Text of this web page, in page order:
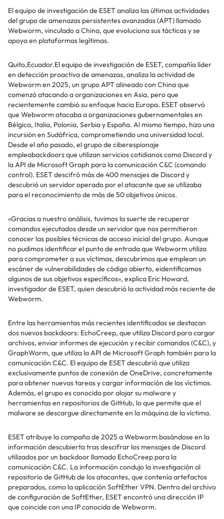
El equipo de investigación de ESET analiza las últimas actividades
del grupo de amenazas persistentes avanzadas (APT) llamado
Webworm, vinculado a China, que evoluciona sus tácticas y se
apoya en plataformas legítimas.
Quito,Ecuador.El equipo de investigación de ESET, compañía líder
en detección proactiva de amenazas, analiza la actividad de
Webworm en 2025, un grupo APT alineado con China que
comenzó atacando a organizaciones en Asia, pero que
recientemente cambió su enfoque hacia Europa. ESET observó
que Webworm atacaba a organizaciones gubernamentales en
Bélgica, Italia, Polonia, Serbia y España. Al mismo tiempo, hizo una
incursión en Sudáfrica, comprometiendo una universidad local.
Desde el año pasado, el grupo de ciberespionaje
empleabackdoors que utilizan servicios cotidianos como Discord y
la API de Microsoft Graph para la comunicación C&C (comando
control). ESET descifró más de 400 mensajes de Discord y
descubrió un servidor operado por el atacante que se utilizaba
para el reconocimiento de más de 50 objetivos únicos.
«Gracias a nuestro análisis, tuvimos la suerte de recuperar
comandos ejecutados desde un servidor que nos permitieron
conocer las posibles técnicas de acceso inicial del grupo. Aunque
no pudimos identificar el punto de entrada que Webworm utiliza
para comprometer a sus víctimas, descubrimos que emplean un
escáner de vulnerabilidades de código abierto, eidentificamos
algunos de sus objetivos específicos», explica Eric Howard,
investigador de ESET, quien descubrió la actividad más reciente de
Webworm.
Entre las herramientas más recientes identificadas se destacan
dos nuevos backdoors: EchoCreep, que utiliza Discord para cargar
archivos, enviar informes de ejecución y recibir comandos (C&C), y
GraphWorm, que utiliza la API de Microsoft Graph también para la
comunicación C&C. El equipo de ESET descubrió que utiliza
exclusivamente puntos de conexión de OneDrive, concretamente
para obtener nuevas tareas y cargar información de las víctimas.
Además, el grupo es conocido por alojar su malware y
herramientas en repositorios de GitHub, lo que permite que el
malware se descargue directamente en la máquina de la víctima.
ESET atribuye la campaña de 2025 a Webworm basándose en la
información descubierta tras descifrar los mensajes de Discord
utilizados por un backdoor llamado EchoCreep para la
comunicación C&C. La información condujo la investigación al
repositorio de GitHub de los atacantes, que contenía artefactos
preparados, como la aplicación SoftEther VPN. Dentro del archivo
de configuración de SoftEther, ESET encontró una dirección IP
que coincide con una IP conocida de Webworm.